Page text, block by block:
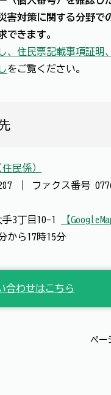
害対策に関する分野で
できます。
、住民票記載事項証明
をご覧ください。
民係）
ファクス番号
3丁目10-1
【
から17時15分
合わせはこちら
ペー